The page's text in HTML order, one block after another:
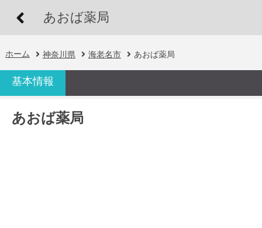
あおば薬局
ホーム 神奈川県 海老名市 あおば薬局
基本情報
あおば薬局